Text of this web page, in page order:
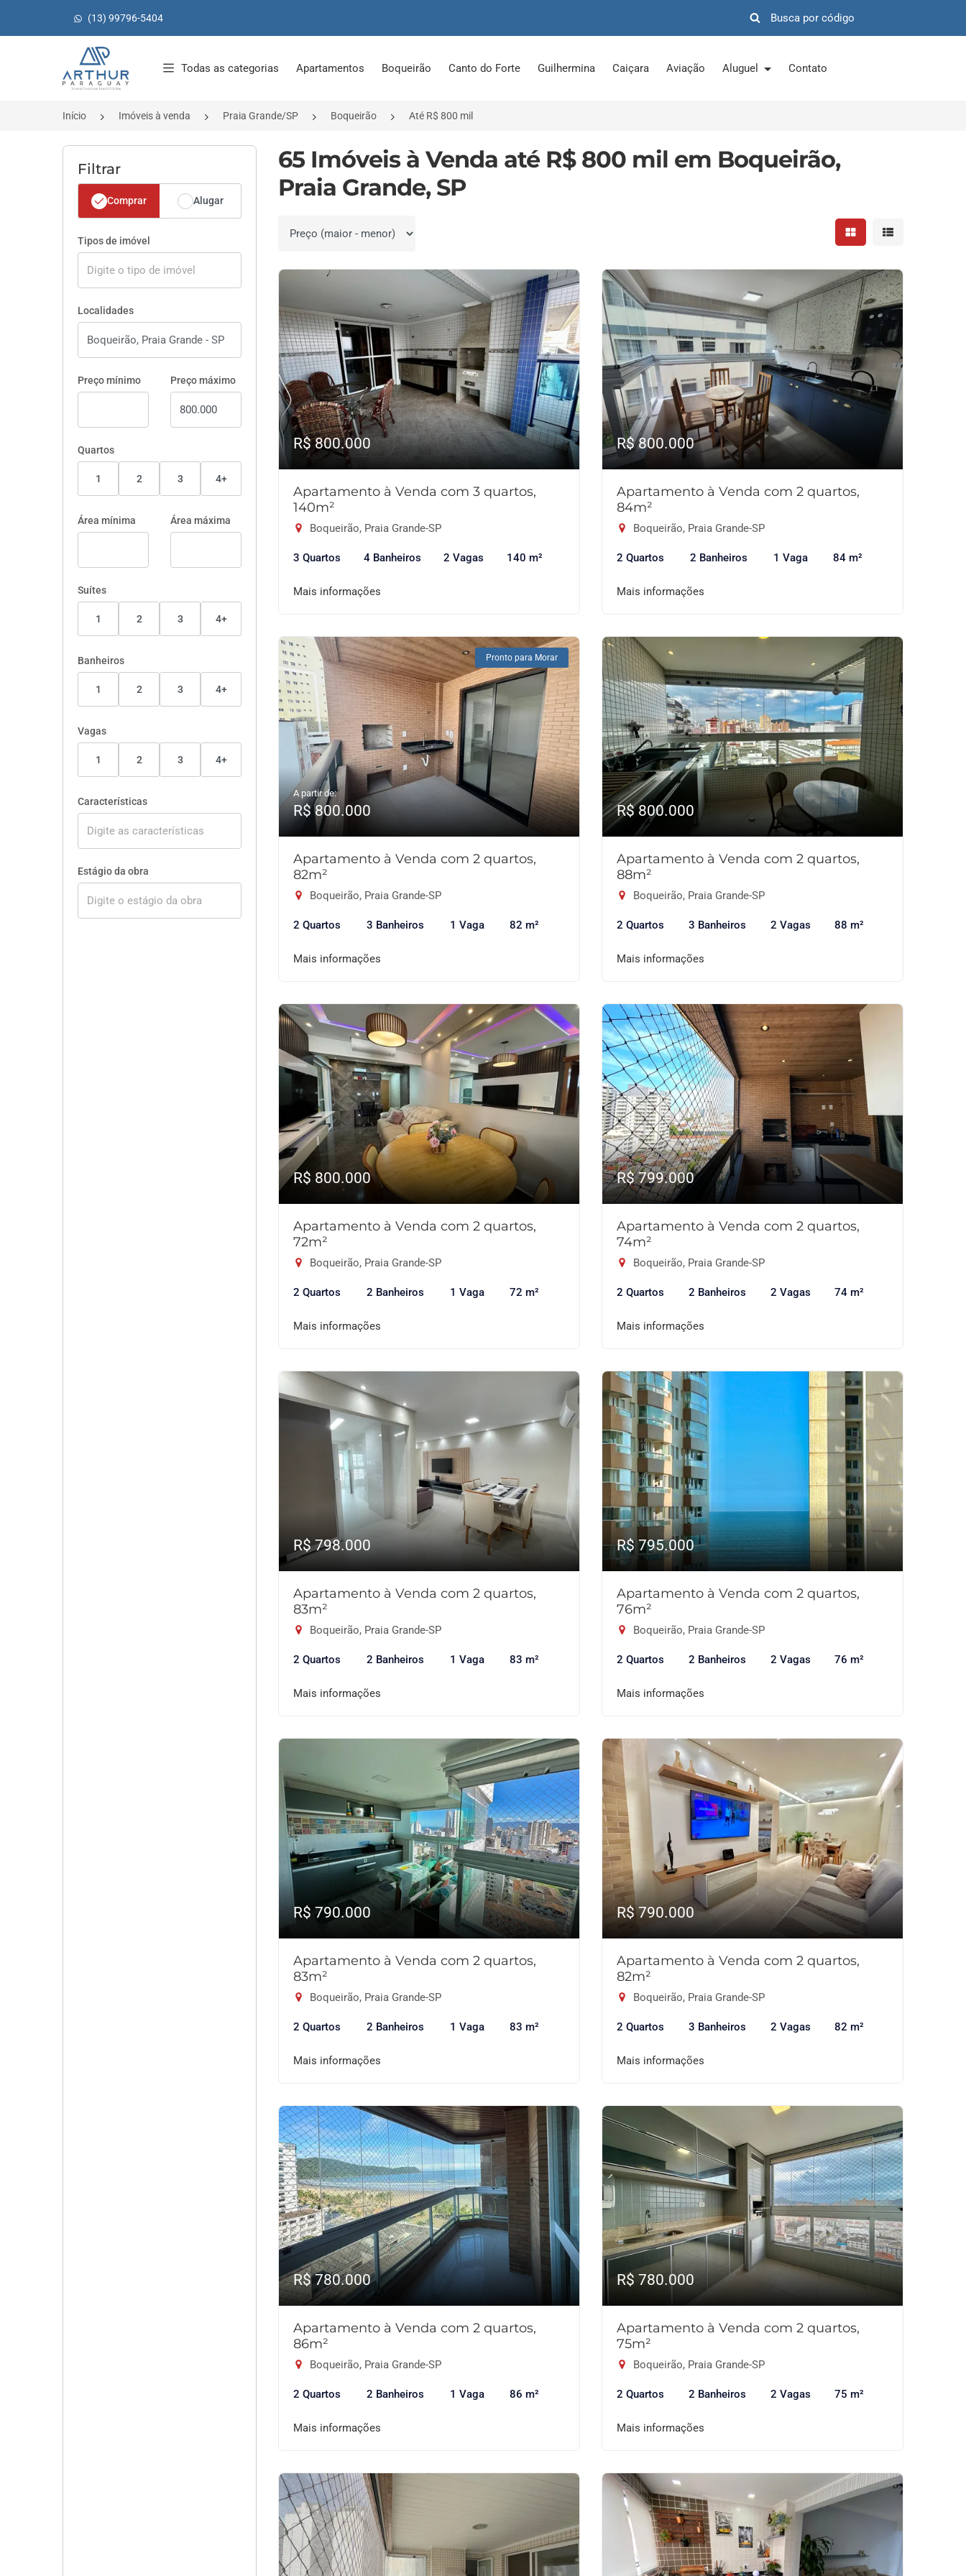
(13) 99796-5404
Página inicial
Todas as categorias Apartamentos Boqueirão Canto do Forte Guilhermina Caiçara Aviação Aluguel Contato
Início Imóveis à venda Praia Grande/SP Boqueirão Até R$ 800 mil
Filtrar
Comprar Alugar
Tipos de imóvel
Localidades
Preço mínimo Preço máximo
Quartos
1 2 3 4+
Área mínima Área máxima
Suítes
1 2 3 4+
Banheiros
1 2 3 4+
Vagas
1 2 3 4+
Características
Estágio da obra
65 Imóveis à Venda até R$ 800 mil em Boqueirão,
Praia Grande, SP
Ordenar por Mostrar resultados em
Mostrar
R$ 800.000
Apartamento à Venda com 3 quartos,
140m²
Boqueirão, Praia Grande-SP
3 Quartos 4 Banheiros 2 Vagas 140 m²
Mais informações
R$ 800.000
Apartamento à Venda com 2 quartos,
84m²
Boqueirão, Praia Grande-SP
2 Quartos 2 Banheiros 1 Vaga 84 m²
Mais informações
Pronto para Morar
A partir de:
R$ 800.000
Apartamento à Venda com 2 quartos,
82m²
Boqueirão, Praia Grande-SP
2 Quartos 3 Banheiros 1 Vaga 82 m²
Mais informações
R$ 800.000
Apartamento à Venda com 2 quartos,
88m²
Boqueirão, Praia Grande-SP
2 Quartos 3 Banheiros 2 Vagas 88 m²
Mais informações
R$ 800.000
Apartamento à Venda com 2 quartos,
72m²
Boqueirão, Praia Grande-SP
2 Quartos 2 Banheiros 1 Vaga 72 m²
Mais informações
R$ 799.000
Apartamento à Venda com 2 quartos,
74m²
Boqueirão, Praia Grande-SP
2 Quartos 2 Banheiros 2 Vagas 74 m²
Mais informações
R$ 798.000
Apartamento à Venda com 2 quartos,
83m²
Boqueirão, Praia Grande-SP
2 Quartos 2 Banheiros 1 Vaga 83 m²
Mais informações
R$ 795.000
Apartamento à Venda com 2 quartos,
76m²
Boqueirão, Praia Grande-SP
2 Quartos 2 Banheiros 2 Vagas 76 m²
Mais informações
R$ 790.000
Apartamento à Venda com 2 quartos,
83m²
Boqueirão, Praia Grande-SP
2 Quartos 2 Banheiros 1 Vaga 83 m²
Mais informações
R$ 790.000
Apartamento à Venda com 2 quartos,
82m²
Boqueirão, Praia Grande-SP
2 Quartos 3 Banheiros 2 Vagas 82 m²
Mais informações
R$ 780.000
Apartamento à Venda com 2 quartos,
86m²
Boqueirão, Praia Grande-SP
2 Quartos 2 Banheiros 1 Vaga 86 m²
Mais informações
R$ 780.000
Apartamento à Venda com 2 quartos,
75m²
Boqueirão, Praia Grande-SP
2 Quartos 2 Banheiros 2 Vagas 75 m²
Mais informações